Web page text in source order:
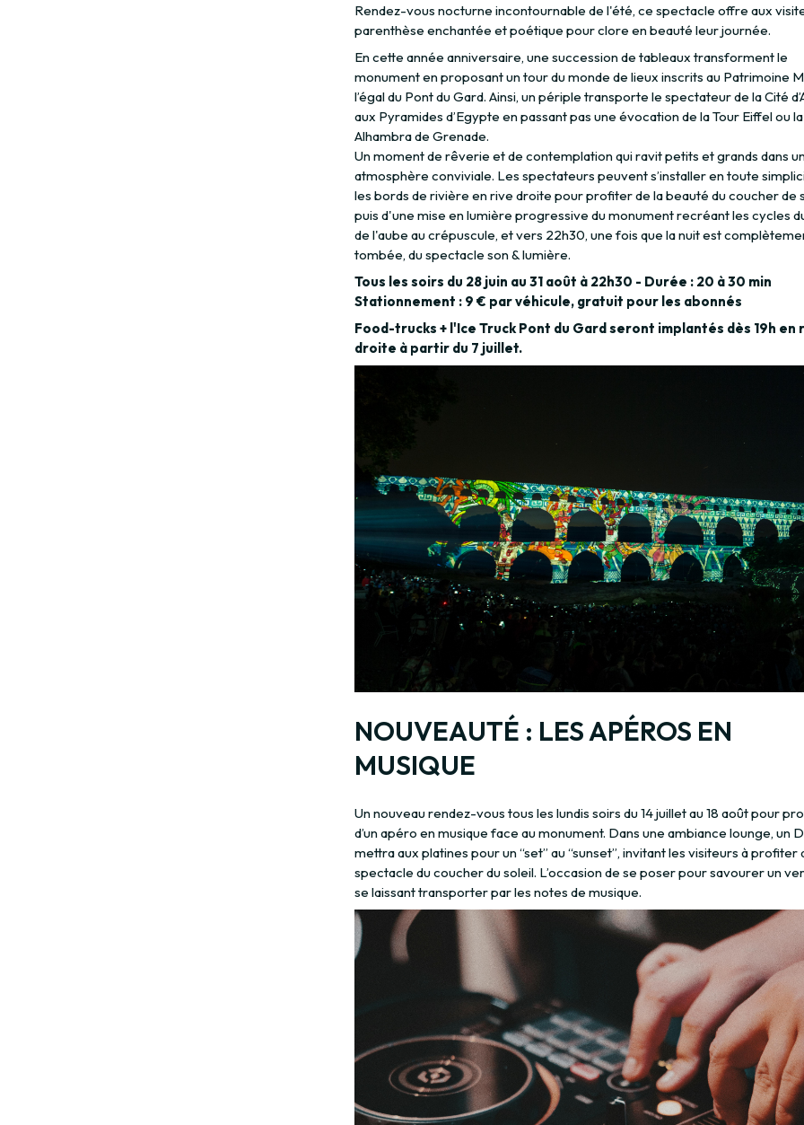
Rendez-vous nocturne incontournable de l'été, ce spectacle offre aux
parenthèse enchantée et poétique pour clore en beauté leur journée.
En cette année anniversaire, une succession de tableaux transforment le
monument en proposant un tour du monde de lieux inscrits au Patrimoine
l’égal du Pont du Gard. Ainsi, un périple transporte le spectateur de la Cité
aux Pyramides d’Egypte en passant pas une évocation de la Tour Eiffel ou
Alhambra de Grenade.
Un moment de rêverie et de contemplation qui ravit petits et grands dans
atmosphère conviviale. Les spectateurs peuvent s’installer en toute
les bords de rivière en rive droite pour profiter de la beauté du coucher de
puis d'une mise en lumière progressive du monument recréant les cycles
de l'aube au crépuscule, et vers 22h30, une fois que la nuit est
tombée, du spectacle son & lumière.
Tous les soirs du 28 juin au 31 août à 22h30 - Durée : 20 à 30 min
Stationnement : 9 € par véhicule, gratuit pour les abonnés
Food-trucks + l'Ice Truck Pont du Gard seront implantés dès 19h en
droite à partir du 7 juillet.
NOUVEAUTÉ : LES APÉROS EN
MUSIQUE
Un nouveau rendez-vous tous les lundis soirs du 14 juillet au 18 août pour
d’un apéro en musique face au monument. Dans une ambiance lounge, un
mettra aux platines pour un “set” au “sunset”, invitant les visiteurs à profiter
spectacle du coucher du soleil. L’occasion de se poser pour savourer un
se laissant transporter par les notes de musique.